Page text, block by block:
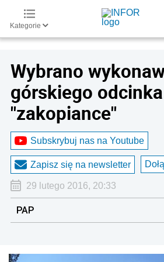
Kategorie
Wybrano
górskiego
"zakopiance"
Subskrybuj nas na Youtube
Zapisz się na newsletter
29 lutego 2016, 20:33
PAP